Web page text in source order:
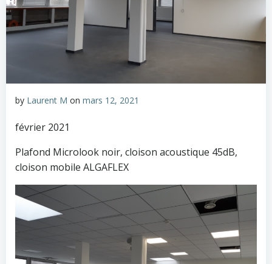
by Laurent M on mars 12, 2021
février 2021
Plafond Microlook noir, cloison acoustique 45dB,
cloison mobile ALGAFLEX